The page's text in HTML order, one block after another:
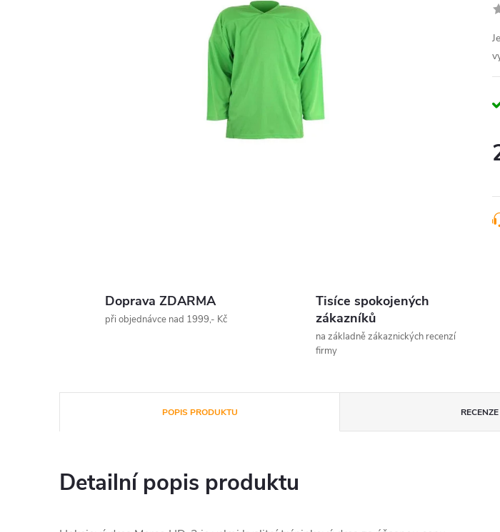
Doprava ZDARMA
při objednávce nad 1999,- Kč
Tisíce spokojených
zákazníků
na základně zákaznických recenzí
firmy
POPIS PRODUKTU RECENZE
Detailní popis produktu